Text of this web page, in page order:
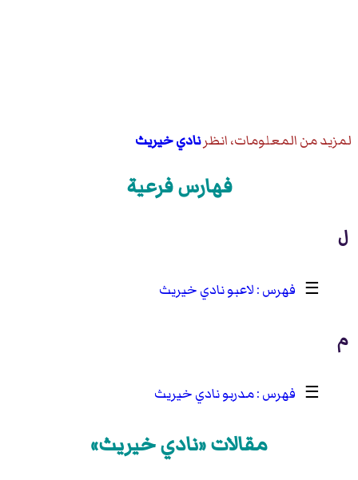
لمزيد من المعلومات، انظرنادي خيريث
فهارس فرعية
ل
☰ لاعبو نادي خيريث
م
☰ مدربو نادي خيريث
مقالات «نادي خيريث»